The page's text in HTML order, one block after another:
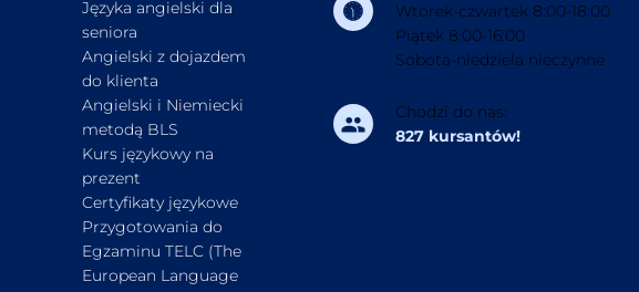
Języka angielski dla
seniora
Angielski z dojazdem
do klienta
Angielski i Niemiecki
metodą BLS
Kurs językowy na
prezent
Certyfikaty językowe
Przygotowania do
Egzaminu TELC (The
European Language
Wtorek-czwartek 8:00-18:00
Piątek 8:00-16:00
Sobota-niedziela nieczynne
Chodzi do nas:
827 kursantów!